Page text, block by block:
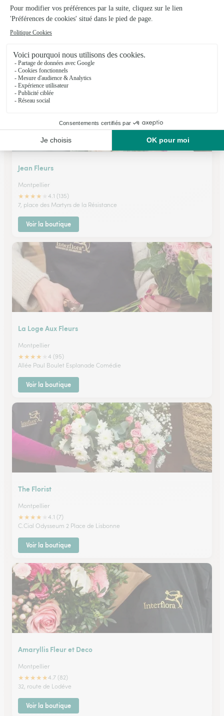
Monceau Fleurs
★★★★★4.5 (332)
Voir la boutique
Jean Fleurs
Montpellier
★★★★
4.1 (135)
7, place des Martyrs de la Résistance
Voir la boutique
La Loge Aux Fleurs
Montpellier
★★★★
4 (95)
Allée Paul Boulet Esplanade Comédie
Voir la boutique
The Florist
Montpellier
★★★★
4.1 (7)
C.Cial Odysseum 2 Place de Lisbonne
Voir la boutique
Amaryllis Fleur et Deco
Montpellier
★★★★★4.7 (82)
32, route de Lodéve
Voir la boutique